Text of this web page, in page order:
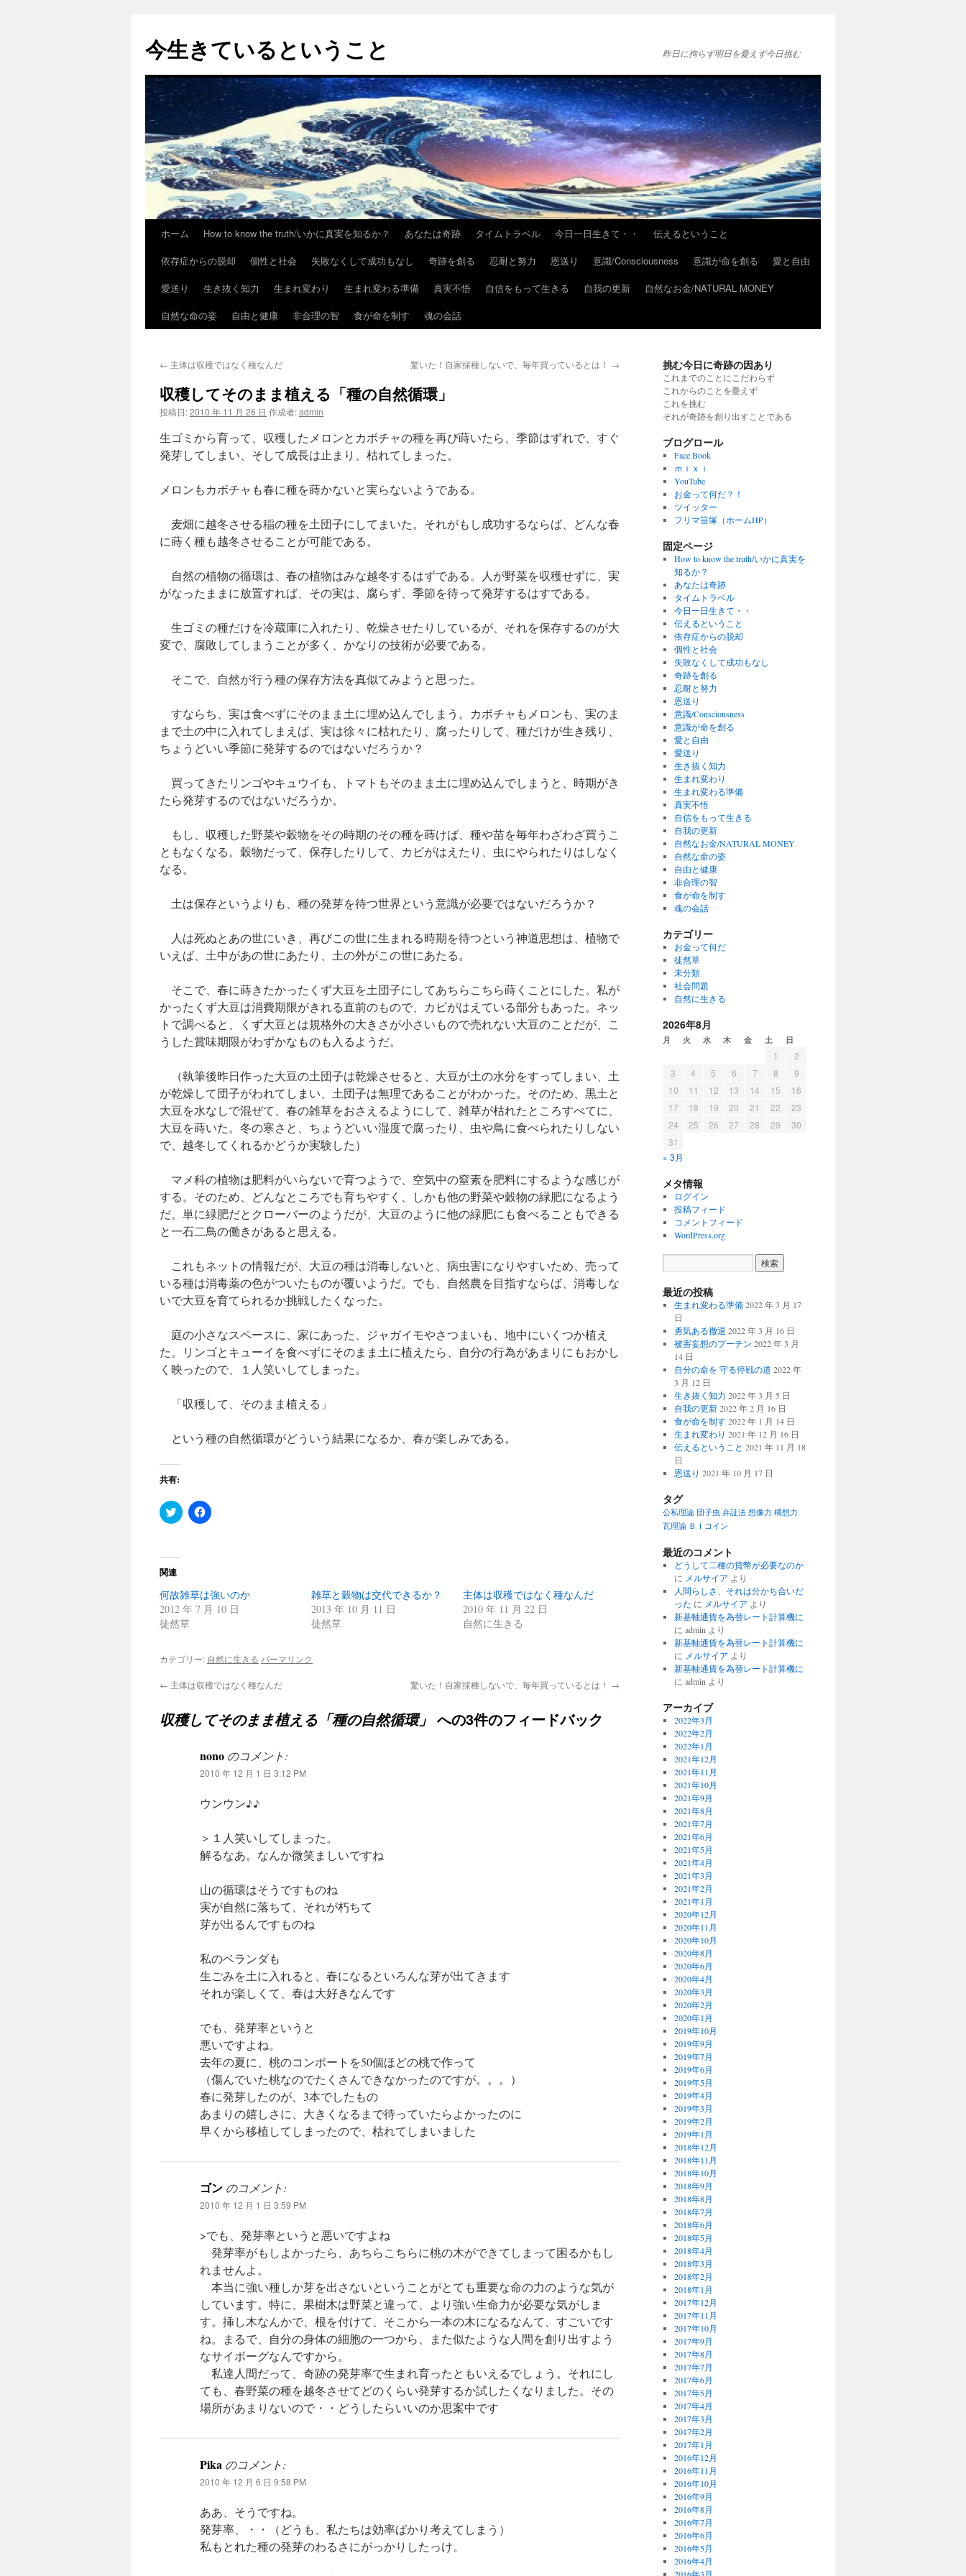
今生きているということ 昨日に拘らず明日を憂えず今日挑む
ホーム How to know the truth/いかに真実を知るか？ あなたは奇跡 タイムトラベル 今日一日生きて・・
伝えるということ
依存症からの脱却
個性と社会 失敗なくして成功もなし 奇跡を創る 忍耐と努力 恩送り 意識/Consciousness 意識が命を創る
愛と自由
愛送り
生き抜く知力 生まれ変わり 生まれ変わる準備 真実不悟 自信をもって生きる 自我の更新
自然なお金/NATURAL MONEY
自然な命の姿
自由と健康 非合理の智 食が命を制す 魂の会話
← 主体は収穫ではなく種なんだ 驚いた！自家採種しないで、毎年買っているとは！ →
収穫してそのまま植える「種の自然循環」
投稿日:2010 年 11 月 26 日 作成者:admin
生ゴミから育って、収穫したメロンとカボチャの種を再び蒔いたら、季節はずれで、すぐ
発芽してしまい、そして成長は止まり、枯れてしまった。
メロンもカボチャも春に種を蒔かないと実らないようである。
麦畑に越冬させる稲の種を土団子にしてまいた。それがもし成功するならば、どんな春
に蒔く種も越冬させることが可能である。
自然の植物の循環は、春の植物はみな越冬するはずである。人が野菜を収穫せずに、実
がなったままに放置すれば、その実は、腐らず、季節を待って発芽するはすである。
生ゴミの種だけを冷蔵庫に入れたり、乾燥させたりしているが、それを保存するのが大
変で、腐敗してしまうことが多く、かなりの技術が必要である。
そこで、自然が行う種の保存方法を真似てみようと思った。
すならち、実は食べずにそのまま土に埋め込んでしまう。カボチャもメロンも、実のま
まで土の中に入れてしまえば、実は徐々に枯れたり、腐ったりして、種だけが生き残り、
ちょうどいい季節に発芽するのではないだろうか？
買ってきたリンゴやキュウイも、トマトもそのまま土に埋め込んでしまうと、時期がき
たら発芽するのではないだろうか。
もし、収穫した野菜や穀物をその時期のその種を蒔けば、種や苗を毎年わざわざ買うこ
ともなくなる。穀物だって、保存したりして、カビがはえたり、虫にやられたりはしなく
なる。
土は保存というよりも、種の発芽を待つ世界という意識が必要ではないだろうか？
人は死ぬとあの世にいき、再びこの世に生まれる時期を待つという神道思想は、植物で
いえば、土中があの世にあたり、土の外がこの世にあたる。
そこで、春に蒔きたかったくず大豆を土団子にしてあちらこちら蒔くことにした。私が
かったくず大豆は消費期限がきれる直前のもので、カビがはえている部分もあった。ネッ
トで調べると、くず大豆とは規格外の大きさが小さいもので売れない大豆のことだが、こ
うした賞味期限がわずかなものも入るようだ。
（執筆後昨日作った大豆の土団子は乾燥させると、大豆が土の水分をすってしまい、土
が乾燥して団子がわれてしまい、土団子は無理であることがわかった。そのため、黒土と
大豆を水なしで混ぜて、春の雑草をおさえるようにして、雑草が枯れたところすべてに、
大豆を蒔いた。冬の寒さと、ちょうどいい湿度で腐ったり、虫や鳥に食べられたりしない
で、越冬してくれるかどうか実験した）
マメ科の植物は肥料がいらないで育つようで、空気中の窒素を肥料にするような感じが
する。そのため、どんなところでも育ちやすく、しかも他の野菜や穀物の緑肥になるよう
だ。単に緑肥だとクローバーのようだが、大豆のように他の緑肥にも食べることもできる
と一石二鳥の働きがあると思える。
これもネットの情報だが、大豆の種は消毒しないと、病虫害になりやすいため、売って
いる種は消毒薬の色がついたものが覆いようだ。でも、自然農を目指すならば、消毒しな
いで大豆を育てられるか挑戦したくなった。
庭の小さなスペースに、家にあった、ジャガイモやさつまいも、地中にいくつか植え
た。リンゴとキューイを食べずにそのまま土に植えたら、自分の行為があまりにもおかし
く映ったので、１人笑いしてしまった。
「収穫して、そのまま植える」
という種の自然循環がどういう結果になるか、春が楽しみである。
共有:
ク
リ
て
有
(新
し
い
ウ
ド
で
開
す)
Facebook
で
リ
ッ
ク
さ
(新
し
ィ
ン
で
開
き
ま
関連
何故雑草は強いのか
2012 年 7 月 10 日
徒然草
雑草と穀物は交代できるか？
2013 年 10 月 11 日
徒然草
主体は収穫ではなく種なんだ
2010 年 11 月 22 日
自然に生きる
カテゴリー: 自然に生きる パーマリンク
← 主体は収穫ではなく種なんだ 驚いた！自家採種しないで、毎年買っているとは！ →
収穫してそのまま植える「種の自然循環」 への3件のフィードバック
nono のコメント:
2010 年 12 月 1 日 3:12 PM
ウンウン♪♪
＞１人笑いしてしまった。
解るなあ。なんか微笑ましいですね
山の循環はそうですものね
実が自然に落ちて、それが朽ちて
芽が出るんですものね
私のベランダも
生ごみを土に入れると、春になるといろんな芽が出てきます
それが楽しくて、春は大好きなんです
でも、発芽率というと
悪いですよね。
去年の夏に、桃のコンポートを50個ほどの桃で作って
（傷んでいた桃なのでたくさんできなかったのですが。。。）
春に発芽したのが、3本でしたもの
あまりの嬉しさに、大きくなるまで待っていたらよかったのに
早くから移植してしまったので、枯れてしまいました
ゴン のコメント:
2010 年 12 月 1 日 3:59 PM
>でも、発芽率というと悪いですよね
発芽率がもしよかったら、あちらこちらに桃の木ができてしまって困るかもし
れませんよ。
本当に強い種しか芽を出さないということがとても重要な命の力のような気が
しています。特に、果樹木は野菜と違って、より強い生命力が必要な気がしま
す。挿し木なんかで、根を付けて、そこから一本の木になるなんて、すごいです
ね。まるで、自分の身体の細胞の一つから、また似たような人間を創り出すよう
なサイボーグなんですから。
私達人間だって、奇跡の発芽率で生まれ育ったともいえるでしょう。それにし
ても、春野菜の種を越冬させてどのくらい発芽するか試したくなりました。その
場所があまりないので・・どうしたらいいのか思案中です
Pika のコメント:
2010 年 12 月 6 日 9:58 PM
ああ、そうですね。
発芽率、・・（どうも、私たちは効率ばかり考えてしまう）
私もとれた種の発芽のわるさにがっかりしたっけ。
挑む今日に奇跡の因あり
これまでのことにこだわらず
これからのことを憂えず
これを挑む
それが奇跡を創り出すことである
ブログロール
Face Book
ｍｉｘｉ
YouTube
お金って何だ？！
ツイッター
フリマ笹塚（ホームHP）
固定ページ
How to know the truth/いかに真実を
知るか？
あなたは奇跡
タイムトラベル
今日一日生きて・・
伝えるということ
依存症からの脱却
個性と社会
失敗なくして成功もなし
奇跡を創る
忍耐と努力
恩送り
意識/Consciousness
意識が命を創る
愛と自由
愛送り
生き抜く知力
生まれ変わり
生まれ変わる準備
真実不悟
自信をもって生きる
自我の更新
自然なお金/NATURAL MONEY
自然な命の姿
自由と健康
非合理の智
食が命を制す
魂の会話
カテゴリー
お金って何だ
徒然草
未分類
社会問題
自然に生きる
2026年8月
月 火 水 木 金 土 日
1
2
3
4 5 6 7 8
9
10
11 12 13 14 15
16
17
18 19 20 21 22
23
24
25 26 27 28 29
30
31
« 3月
メタ情報
ログイン
投稿フィード
コメントフィード
WordPress.org
最近の投稿
生まれ変わる準備 2022 年 3 月 17
日
勇気ある撤退 2022 年 3 月 16 日
被害妄想のプーチン 2022 年 3 月
14 日
自分の命を 守る停戦の道 2022 年
3 月 12 日
生き抜く知力 2022 年 3 月 5 日
自我の更新 2022 年 2 月 16 日
食が命を制す 2022 年 1 月 14 日
生まれ変わり 2021 年 12 月 16 日
伝えるということ 2021 年 11 月 18
日
恩送り 2021 年 10 月 17 日
タグ
公私理論 団子虫 弁証法 想像力 構想力
瓦理論 ＢＩコイン
最近のコメント
どうして二種の貨幣が必要なのか
に メルサイア より
人間らしさ、それは分かち合いだ
った に メルサイア より
新基軸通貨を為替レート計算機に
に admin より
新基軸通貨を為替レート計算機に
に メルサイア より
新基軸通貨を為替レート計算機に
に admin より
アーカイブ
2022年3月
2022年2月
2022年1月
2021年12月
2021年11月
2021年10月
2021年9月
2021年8月
2021年7月
2021年6月
2021年5月
2021年4月
2021年3月
2021年2月
2021年1月
2020年12月
2020年11月
2020年10月
2020年8月
2020年6月
2020年4月
2020年3月
2020年2月
2020年1月
2019年10月
2019年9月
2019年7月
2019年6月
2019年5月
2019年4月
2019年3月
2019年2月
2019年1月
2018年12月
2018年11月
2018年10月
2018年9月
2018年8月
2018年7月
2018年6月
2018年5月
2018年4月
2018年3月
2018年2月
2018年1月
2017年12月
2017年11月
2017年10月
2017年9月
2017年8月
2017年7月
2017年6月
2017年5月
2017年4月
2017年3月
2017年2月
2017年1月
2016年12月
2016年11月
2016年10月
2016年9月
2016年8月
2016年7月
2016年6月
2016年5月
2016年4月